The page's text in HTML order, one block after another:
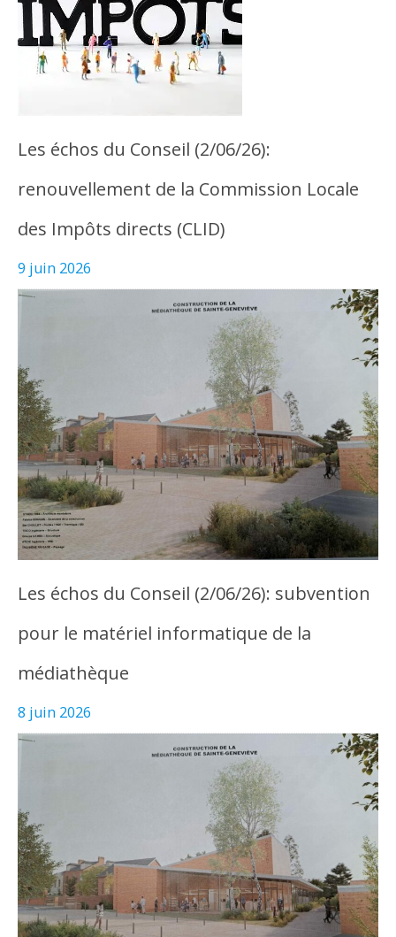
Les échos du Conseil (2/06/26):
renouvellement de la Commission Locale
des Impôts directs (CLID)
9 juin 2026
Les échos du Conseil (2/06/26): subvention
pour le matériel informatique de la
médiathèque
8 juin 2026